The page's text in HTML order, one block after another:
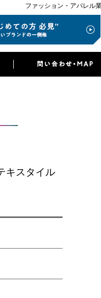
ファッション・アパレル
キスタイル